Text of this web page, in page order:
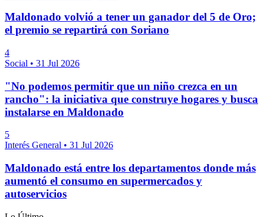
Maldonado volvió a tener un ganador del 5 de Oro;
el premio se repartirá con Soriano
4
Social • 31 Jul 2026
"No podemos permitir que un niño crezca en un
rancho": la iniciativa que construye hogares y busca
instalarse en Maldonado
5
Interés General • 31 Jul 2026
Maldonado está entre los departamentos donde más
aumentó el consumo en supermercados y
autoservicios